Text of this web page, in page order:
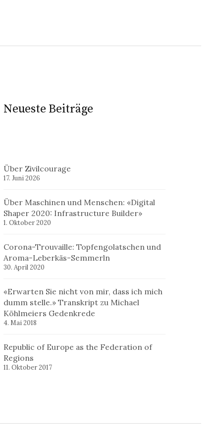
Neueste Beiträge
Über Zivilcourage
17. Juni 2026
Über Maschinen und Menschen: «Digital
Shaper 2020: Infrastructure Builder»
1. Oktober 2020
Corona-Trouvaille: Topfengolatschen und
Aroma-Leberkäs-Semmerln
30. April 2020
«Erwarten Sie nicht von mir, dass ich mich
dumm stelle.» Transkript zu Michael
Köhlmeiers Gedenkrede
4. Mai 2018
Republic of Europe as the Federation of
Regions
11. Oktober 2017